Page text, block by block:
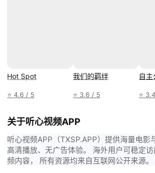
Hot Spot
⭐ 4.6 / 5
我们的羁绊
⭐ 3.6 / 5
自主
⭐
关于听心视频APP
听心视频APP（TXSP.APP）提供海量电影
高清播放、无广告体验。 海外用户可稳定
频内容， 所有资源均来自互联网公开来源。